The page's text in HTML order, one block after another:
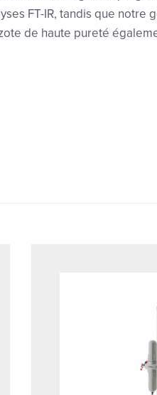
FT-IR, tandis que notre
de haute pureté